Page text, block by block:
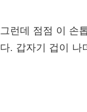
그런데 점점 이 손
다. 갑자기 겁이 나